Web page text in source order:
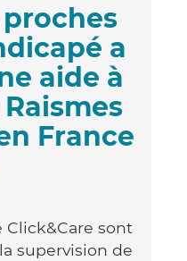
a
aide à
France
Click&Care sont
supervision de